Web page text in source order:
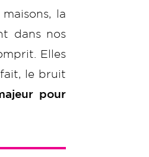
la
dans nos
Elles
le bruit
pour